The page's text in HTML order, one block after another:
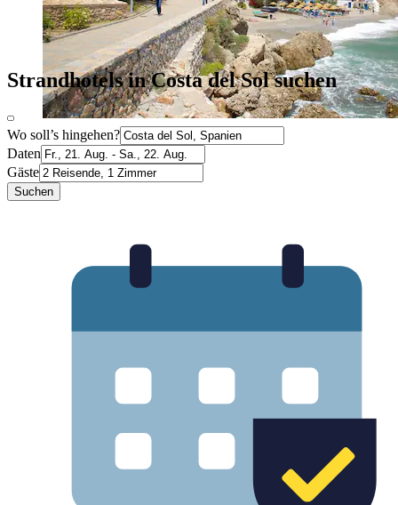
Strandhotels in Costa del Sol suchen
Wo soll’s hingehen?
Daten
Gäste
Suchen